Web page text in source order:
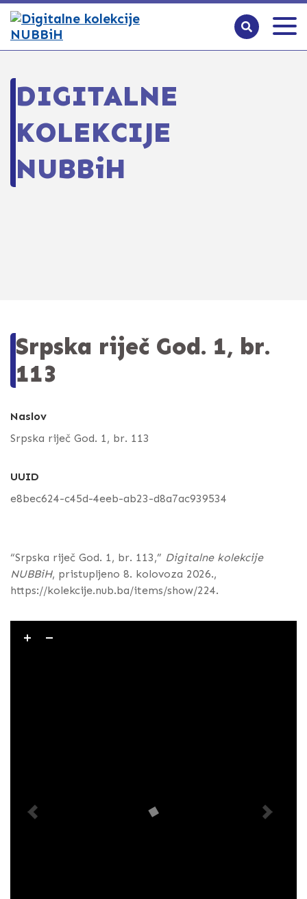
DIGITALNE
KOLEKCIJE
NUBBiH
Srpska riječ God. 1, br.
113
Naslov
Srpska riječ God. 1, br. 113
UUID
e8bec624-c45d-4eeb-ab23-d8a7ac939534
“Srpska riječ God. 1, br. 113,” Digitalne kolekcije
NUBBiH, pristupljeno 8. kolovoza 2026.,
https://kolekcije.nub.ba/items/show/224.